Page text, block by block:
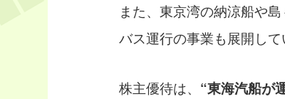
また、東京湾の納涼船や
バス運行の事業も展開して
株主優待は、 “東海汽船が